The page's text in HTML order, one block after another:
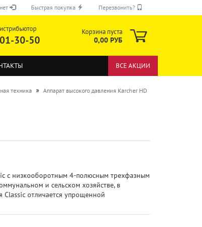
Быстрая покупка Перезвонить?
30-50
Корзина пуста
0,00 РУБ
ВСЕ АКЦИИ
техника » Аппарат высокого давления Karcher HD
с низкооборотным 4-полюсным трехфазным
и сельском хозяйстве, в
Classic отличается упрощенной